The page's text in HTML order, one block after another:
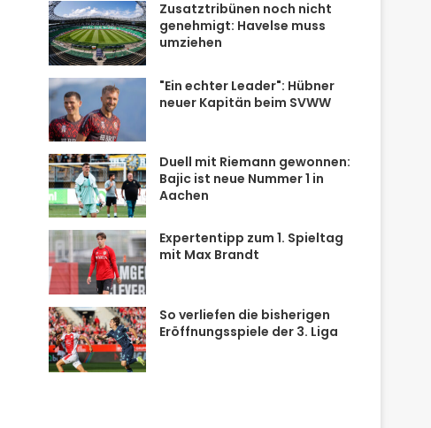
Zusatztribünen noch nicht
genehmigt: Havelse muss
umziehen
"Ein echter Leader": Hübner
neuer Kapitän beim SVWW
Duell mit Riemann gewonnen:
Bajic ist neue Nummer 1 in
Aachen
Expertentipp zum 1. Spieltag
mit Max Brandt
So verliefen die bisherigen
Eröffnungsspiele der 3. Liga